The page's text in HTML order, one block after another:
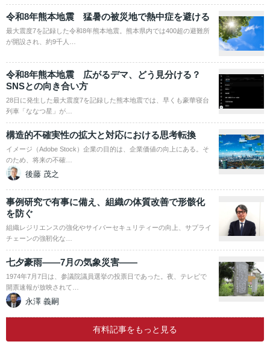
令和8年熊本地震 猛暑の被災地で熱中症を避ける
最大震度7を記録した令和8年熊本地震。熊本県内では400超の避難所
が開設され、約9千人…
令和8年熊本地震 広がるデマ、どう見分ける？
SNSとの向き合い方
28日に発生した最大震度7を記録した熊本地震では、早くも豪華寝台
列車「ななつ星」が…
構造的不確実性の拡大と対応における思考転換
イメージ（Adobe Stock）企業の目的は、企業価値の向上にある。そ
のため、将来の不確…
後藤 茂之
事例研究で有事に備え、組織の体質改善で形骸化
を防ぐ
組織レジリエンスの強化やサイバーセキュリティーの向上、サプライ
チェーンの強靭化な…
七夕豪雨――7月の気象災害――
1974年7月7日は、参議院議員選挙の投票日であった。夜、テレビで
開票速報が放映されて…
永澤 義嗣
有料記事をもっと見る